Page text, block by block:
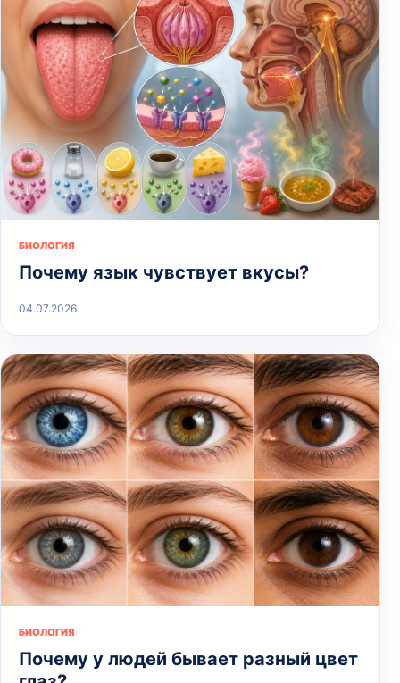
БИОЛОГИЯ
Почему язык чувствует вкусы?
04.07.2026
БИОЛОГИЯ
Почему у людей бывает разный цвет